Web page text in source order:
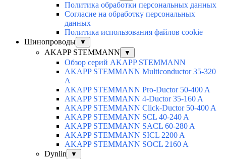
Политика обработки персональных данных
Согласие на обработку персональных
данных
Политика использования файлов cookie
Шинопроводы
▼
AKAPP STEMMANN ▼
Обзор серий AKAPP STEMMANN
AKAPP STEMMANN Multiconductor 35-320
A
AKAPP STEMMANN Pro-Ductor 50-400 A
AKAPP STEMMANN 4-Ductor 35-160 A
AKAPP STEMMANN Click-Ductor 50-400 A
AKAPP STEMMANN SCL 40-240 A
AKAPP STEMMANN SACL 60-280 A
AKAPP STEMMANN SICL 2200 A
AKAPP STEMMANN SOCL 2160 A
Dynlin
▼